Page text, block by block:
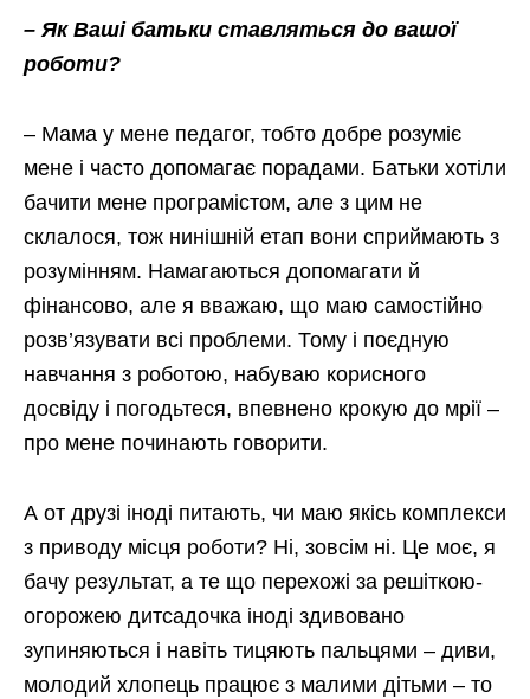
– Як Ваші батьки ставляться до вашої
роботи?
– Мама у мене педагог, тобто добре розуміє
мене і часто допомагає порадами. Батьки хотіли
бачити мене програмістом, але з цим не
склалося, тож нинішній етап вони сприймають з
розумінням. Намагаються допомагати й
фінансово, але я вважаю, що маю самостійно
розв’язувати всі проблеми. Тому і поєдную
навчання з роботою, набуваю корисного
досвіду і погодьтеся, впевнено крокую до мрії –
про мене починають говорити.
А от друзі іноді питають, чи маю якісь комплекси
з приводу місця роботи? Ні, зовсім ні. Це моє, я
бачу результат, а те що перехожі за решіткою-
огорожею дитсадочка іноді здивовано
зупиняються і навіть тицяють пальцями – диви,
молодий хлопець працює з малими дітьми – то